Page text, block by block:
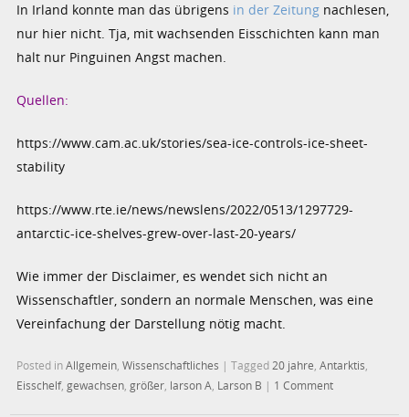
In Irland konnte man das übrigens in der Zeitung nachlesen,
nur hier nicht. Tja, mit wachsenden Eisschichten kann man
halt nur Pinguinen Angst machen.
Quellen:
https://www.cam.ac.uk/stories/sea-ice-controls-ice-sheet-
stability
https://www.rte.ie/news/newslens/2022/0513/1297729-
antarctic-ice-shelves-grew-over-last-20-years/
Wie immer der Disclaimer, es wendet sich nicht an
Wissenschaftler, sondern an normale Menschen, was eine
Vereinfachung der Darstellung nötig macht.
Posted inAllgemein ,Wissenschaftliches |Tagged 20 jahre ,Antarktis
Eisschelf,gewachsen ,größer larson A Larson B | 1 Comment